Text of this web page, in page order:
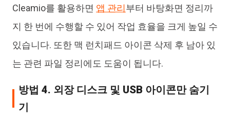
Cleamio를 활용하면 앱 관리부터 바탕화면 정리까
지 한 번에 수행할 수 있어 작업 효율을 크게 높일 수
있습니다. 또한 맥 런치패드 아이콘 삭제 후 남아 있
는 관련 파일 정리에도 도움이 됩니다.
방법 4. 외장 디스크 및 USB 아이콘만 숨기
기